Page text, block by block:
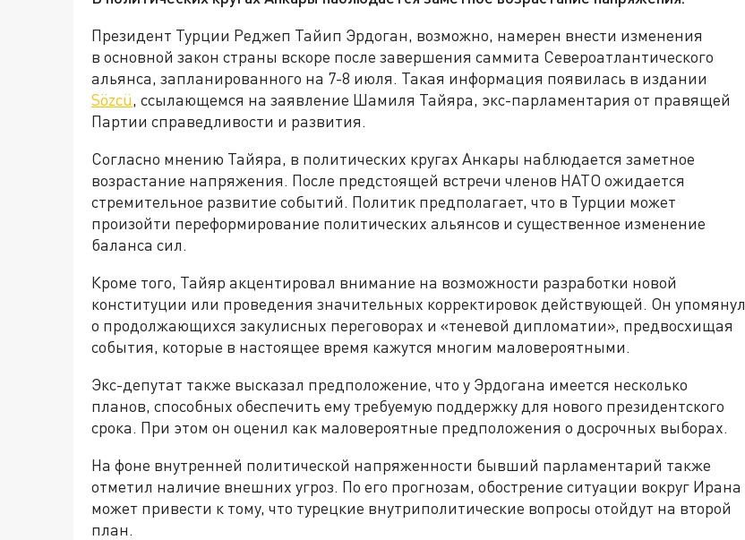
Президент Турции Реджеп Тайип Эрдоган, возможно, намерен внести изменения
в основной закон страны вскоре после завершения саммита Североатлантического
альянса, запланированного на 7-8 июля. Такая информация появилась в издании
Sözcü, ссылающемся на заявление Шамиля Тайяра, экс-парламентария от правящей
Партии справедливости и развития.
Согласно мнению Тайяра, в политических кругах Анкары наблюдается заметное
возрастание напряжения. После предстоящей встречи членов НАТО ожидается
стремительное развитие событий. Политик предполагает, что в Турции может
произойти переформирование политических альянсов и существенное изменение
баланса сил.
Кроме того, Тайяр акцентировал внимание на возможности разработки новой
конституции или проведения значительных корректировок действующей. Он упомянул
о продолжающихся закулисных переговорах и «теневой дипломатии», предвосхищая
события, которые в настоящее время кажутся многим маловероятными.
Экс-депутат также высказал предположение, что у Эрдогана имеется несколько
планов, способных обеспечить ему требуемую поддержку для нового президентского
срока. При этом он оценил как маловероятные предположения о досрочных выборах.
На фоне внутренней политической напряженности бывший парламентарий также
отметил наличие внешних угроз. По его прогнозам, обострение ситуации вокруг Ирана
может привести к тому, что турецкие внутриполитические вопросы отойдут на второй
план.